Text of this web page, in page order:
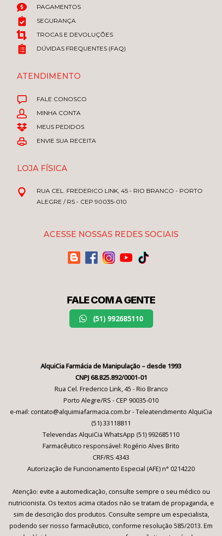
PAGAMENTOS
SEGURANÇA
TROCAS E DEVOLUÇÕES
DÚVIDAS FREQUENTES (FAQ)
ATENDIMENTO
FALE CONOSCO
MINHA CONTA
MEUS PEDIDOS
ENVIE SUA RECEITA
LOJA FÍSICA
RUA CEL. FREDERICO LINK, 45 - RIO BRANCO - PORTO
ALEGRE / RS - CEP 90035-010
ACESSE NOSSAS REDES SOCIAIS
FALE COM A GENTE
(51) 992685110
AlquiCia Farmácia de Manipulação – desde 1993
CNPJ 68.825.892/0001-01
Rua Cel. Frederico Link, 45 - Rio Branco
Porto Alegre/RS - CEP 90035-010
e-mail: contato@alquimiafarmacia.com.br - Teleatendimento AlquiCia
(51) 33118811
Televendas AlquiCia WhatsApp (51) 992685110
Farmacêutico responsável: Rogério Alves Brito
CRF/RS 4343
Autorização de Funcionamento Especial (AFE) n° 0214220
Atenção: evite a automedicação, consulte sempre o seu médico ou
nutricionista. Os textos acima citados não se tratam de propaganda, e
sim de descrição dos produtos. Consulte sempre um especialista,
podendo ser nosso farmacêutico, conforme resolução 585/2013. Em